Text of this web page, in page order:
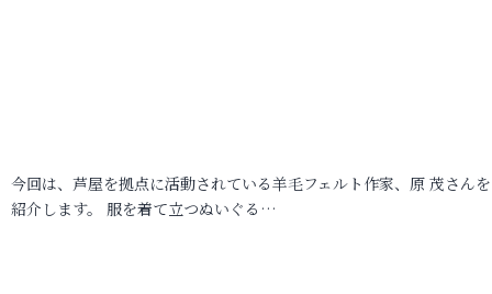
今回は、芦屋を拠点に活動されている羊毛フェルト作家、原 茂さん
紹介します。 服を着て立つぬいぐる…